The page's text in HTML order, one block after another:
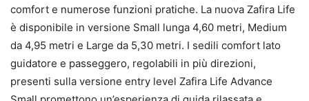
comfort e numerose funzioni pratiche. La nuova Zafira Life
è disponibile in versione Small lunga 4,60 metri, Medium
da 4,95 metri e Large da 5,30 metri. I sedili comfort lato
guidatore e passeggero, regolabili in più direzioni,
presenti sulla versione entry level Zafira Life Advance